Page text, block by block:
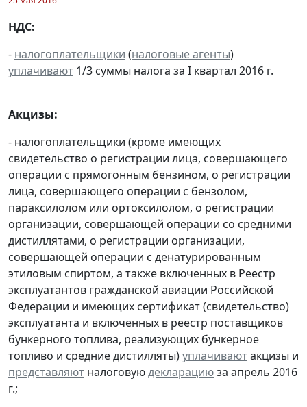
НДС:
- налогоплательщики (налоговые агенты)
уплачивают 1/3 суммы налога за I квартал 2016 г.
Акцизы:
- налогоплательщики (кроме имеющих
свидетельство о регистрации лица, совершающего
операции с прямогонным бензином, о регистрации
лица, совершающего операции с бензолом,
параксилолом или ортоксилолом, о регистрации
организации, совершающей операции со средними
дистиллятами, о регистрации организации,
совершающей операции с денатурированным
этиловым спиртом, а также включенных в Реестр
эксплуатантов гражданской авиации Российской
Федерации и имеющих сертификат (свидетельство)
эксплуатанта и включенных в реестр поставщиков
бункерного топлива, реализующих бункерное
топливо и средние дистилляты)уплачиваютакцизы и
представляют налоговуюдекларациюза апрель 2016
г.;